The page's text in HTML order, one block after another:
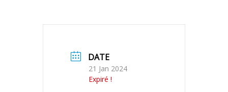
DATE
21 Jan 2024
Expiré !